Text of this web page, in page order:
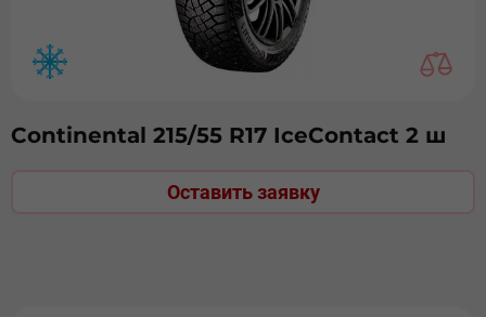
Continental 215/55 R17 IceContact 2 ш
Оставить заявку